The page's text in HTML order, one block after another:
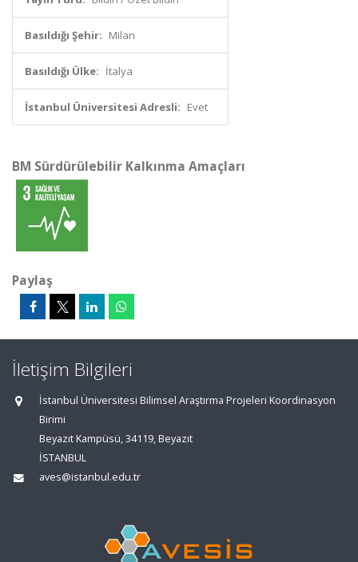
Basıldığı Şehir: Milan
Basıldığı Ülke: İtalya
İstanbul Üniversitesi Adresli: Evet
BM Sürdürülebilir Kalkınma Amaçları
Paylaş
İletişim Bilgileri
İstanbul Üniversitesi Bilimsel Araştırma Projeleri Koordinasyon
Birimi
Beyazıt Kampüsü, 34119, Beyazıt
İSTANBUL
aves@istanbul.edu.tr